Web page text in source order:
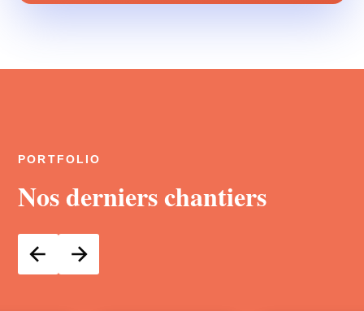
PORTFOLIO
Nos derniers chantiers